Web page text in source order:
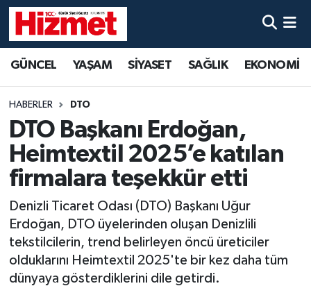
GÜNCEL YAŞAM SİYASET SAĞLIK EKONOMİ
HABERLER DTO
DTO Başkanı Erdoğan,
Heimtextil 2025’e katılan
firmalara teşekkür etti
Denizli Ticaret Odası (DTO) Başkanı Uğur
Erdoğan, DTO üyelerinden oluşan Denizlili
tekstilcilerin, trend belirleyen öncü üreticiler
olduklarını Heimtextil 2025'te bir kez daha tüm
dünyaya gösterdiklerini dile getirdi.
YAŞAM
SİYASET
SAĞLIK
KÜLTÜR SANAT
SPOR
Denizli Hava Durumu
Denizli Trafik Yoğunluk Haritası
Süper Lig Puan Durumu ve Fikstür
Son Dakika Haberleri
Haber Arşivi